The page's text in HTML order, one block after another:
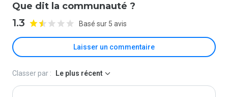
Que dit la communauté ?
1.3 Basé sur 5 avis
Laisser un commentaire
Classer par : Le plus récent